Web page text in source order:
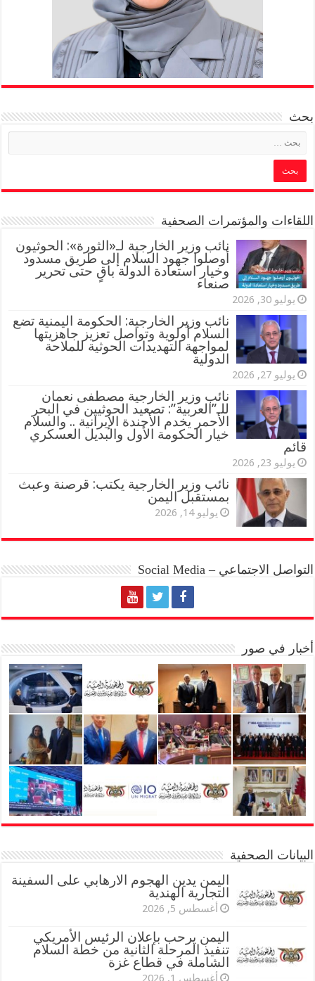
بحث
اللقاءات والمؤتمرات الصحفية
‏نائب وزير الخارجية لـ«الثورة»: الحوثيون
أوصلوا جهود السلام إلى طريق مسدود
وخيار استعادة الدولة باقٍ حتى تحرير
صنعاء
يوليو 30, 2026
نائب وزير الخارجية: الحكومة اليمنية تضع
السلام أولوية وتواصل تعزيز جاهزيتها
لمواجهة التهديدات الحوثية للملاحة
الدولية
يوليو 27, 2026
نائب وزير الخارجية مصطفى نعمان
للـ”العربية”: تصعيد الحوثيين في البحر
الأحمر يخدم الأجندة الإيرانية .. والسلام
خيار الحكومة الأول والبديل العسكري
قائم
يوليو 23, 2026
نائب وزير الخارجية يكتب: قرصنة وعبث
بمستقبل اليمن
يوليو 14, 2026
التواصل الاجتماعي – Social Media
أخبار في صور
البيانات الصحفية
اليمن يدين الهجوم الارهابي على السفينة
التجارية الهندية
أغسطس 5, 2026
اليمن يرحب بإعلان الرئيس الأمريكي
تنفيذ المرحلة الثانية من خطة السلام
الشاملة في قطاع غزة
أغسطس 1, 2026